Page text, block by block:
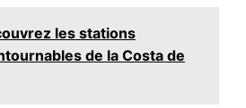
les stations
de la Costa de